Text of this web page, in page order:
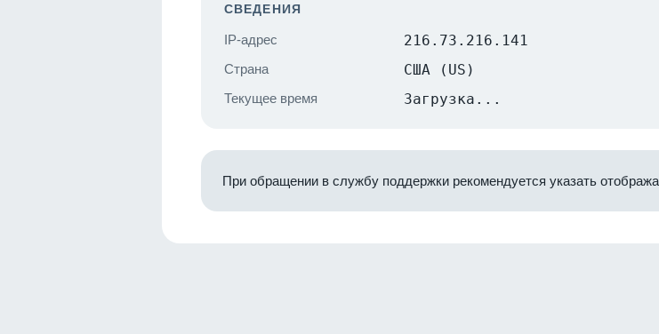
СВЕДЕНИЯ
IP-адрес 216.73.216.141
Страна США (US)
Текущее время Загрузка...
При обращении в службу поддержки рекомендуется указать